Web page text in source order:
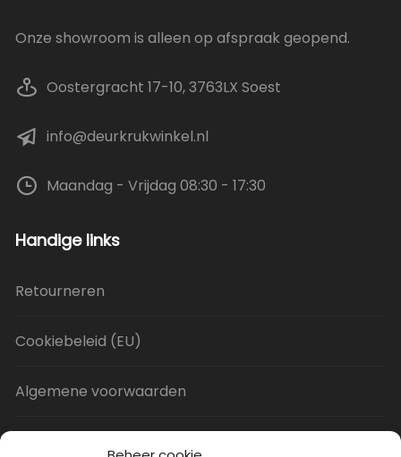
Onze showroom is alleen op afspraak geopend.
Oostergracht 17-10, 3763LX Soest
info@deurkrukwinkel.nl
Maandag - Vrijdag 08:30 - 17:30
Handige links
Retourneren
Cookiebeleid (EU)
Algemene voorwaarden